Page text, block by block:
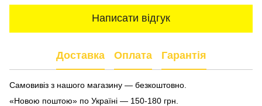
Написати відгук
Доставка Оплата Гарантія
Самовивіз з нашого магазину — безкоштовно.
«Новою поштою» по Україні — 150-180 грн.